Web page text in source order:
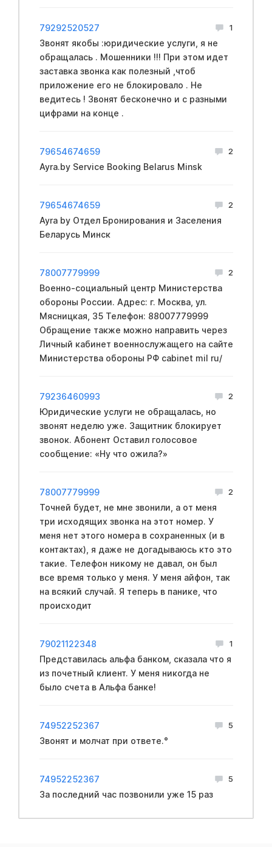
79292520527 1
Звонят якобы :юридические услуги, я не
обращалась . Мошенники !!! При этом идет
заставка звонка как полезный ,чтоб
приложение его не блокировало . Не
ведитесь ! Звонят бесконечно и с разными
цифрами на конце .
79654674659 2
Ayra.by Service Booking Belarus Minsk
79654674659 2
Ayra by Отдел Бронирования и Заселения
Беларусь Минск
78007779999 2
Вoeнно-социальный центр Mинистерства
обopoны России. Адрес: г. Москва, ул.
Мясницкая, 35 Телефон: 88007779999
Обращение также можно направить через
Личный кабинет вoeннослужащего на сайте
Mинистерства обopoны PФ cabinet mil ru/
79236460993 2
Юридические услуги не обращалась, но
звонят неделю уже. Защитник блокирует
звонок. Абонент Оставил голосовое
сообщение: «Ну что ожила?»
78007779999 2
Точней будет, не мне звонили, а от меня
три исходящих звонка на этот номер. У
меня нет этого номера в сохраненных (и в
контактах), я даже не догадываюсь кто это
такие. Телефон никому не давал, он был
все время только у меня. У меня айфон, так
на всякий случай. Я теперь в панике, что
происходит
79021122348 1
Представилась альфа банком, сказала что я
из почетный клиент. У меня никогда не
было счета в Альфа банке!
74952252367 5
Звонят и молчат при ответе.°
74952252367 5
За последний час позвонили уже 15 раз